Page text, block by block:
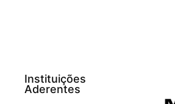
Instituições
Aderentes